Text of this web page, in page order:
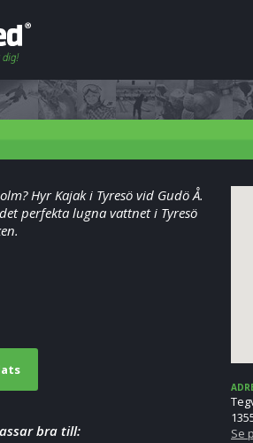
Hyr Kajak i Tyresö vid Gudö Å.
perfekta lugna vattnet i Tyresö
bra till:
Se